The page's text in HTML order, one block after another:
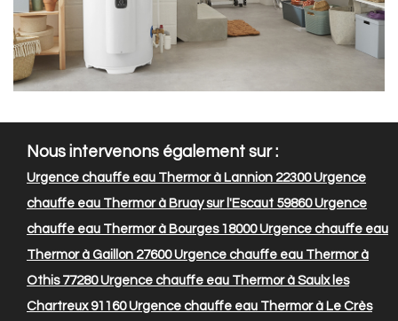
Nous intervenons également sur :
Urgence chauffe eau Thermor à Lannion 22300Urgence
chauffe eau Thermor à Bruay sur l'Escaut 59860Urgence
chauffe eau Thermor à Bourges 18000Urgence chauffe eau
Thermor à Gaillon 27600Urgence chauffe eau Thermor à
Othis 77280Urgence chauffe eau Thermor à Saulx les
Chartreux 91160Urgence chauffe eau Thermor à Le Crès